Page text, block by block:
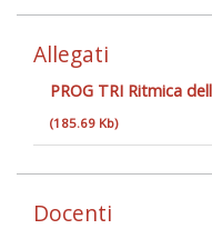
Allegati
PROG TRI Ritmica
(185.69 Kb)
Docenti